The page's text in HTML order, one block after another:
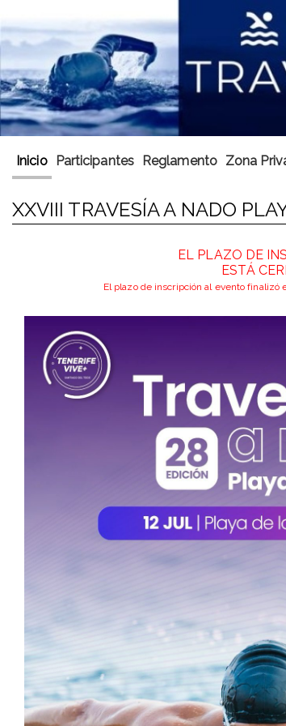
Inicio Participantes Reglamento Zona
XXVIII TRAVESÍA A NADO
EL PLAZO DE
ESTÁ
El plazo de inscripción al evento finalizó